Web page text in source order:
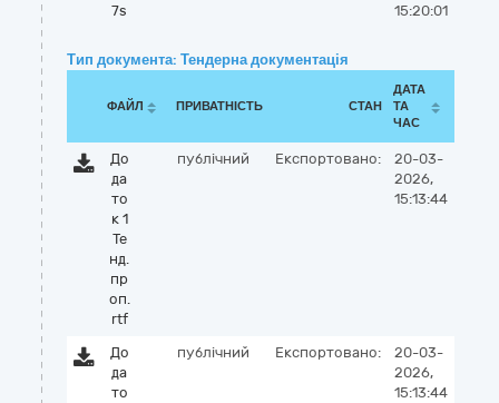
7s
15:20:01
Тип документа: Тендерна документація
ФАЙЛ ПРИВАТНІСТЬ СТАН
ДАТА
ТА
ЧАС
До
да
то
к 1
Те
нд.
пр
оп.
rtf
публічний Експортовано:
20-03-
2026,
15:13:44
До
да
то
публічний Експортовано:
20-03-
2026,
15:13:44